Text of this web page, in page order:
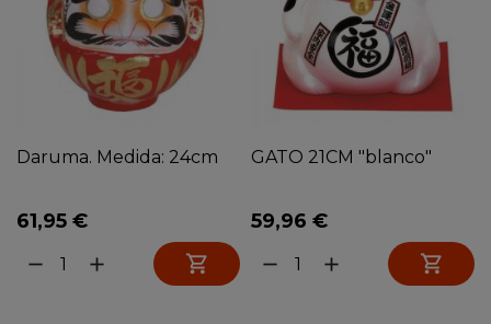
Daruma. Medida: 24cm
61,95 €
remove add 
GATO 21CM "blanco"
59,96 €
remove add 